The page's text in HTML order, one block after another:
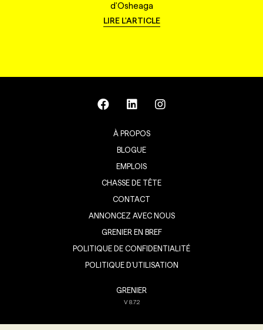
d'Osheaga
LIRE L'ARTICLE
À PROPOS
BLOGUE
EMPLOIS
CHASSE DE TÊTE
CONTACT
ANNONCEZ AVEC NOUS
GRENIER EN BREF
POLITIQUE DE CONFIDENTIALITÉ
POLITIQUE D’UTILISATION
GRENIER
V8.7.2